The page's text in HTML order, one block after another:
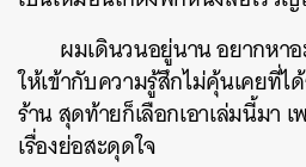
ผมเดินวนอยู่นาน อยากหา
ให้เข้ากับความรู้สึกไม่คุ้นเคยที่ไ
ร้าน สุดท้ายก็เลือกเอาเล่มนี้มา
เรื่องย่อสะดุดใจ